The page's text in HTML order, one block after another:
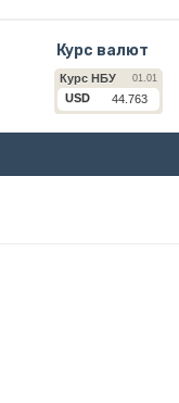
Курс валют